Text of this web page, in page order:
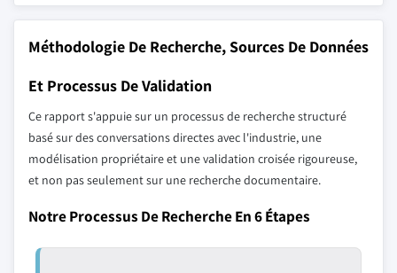
Méthodologie De Recherche, Sources De Données
Et Processus De Validation
Ce rapport s'appuie sur un processus de recherche structuré
basé sur des conversations directes avec l'industrie, une
modélisation propriétaire et une validation croisée rigoureuse,
et non pas seulement sur une recherche documentaire.
Notre Processus De Recherche En 6 Étapes